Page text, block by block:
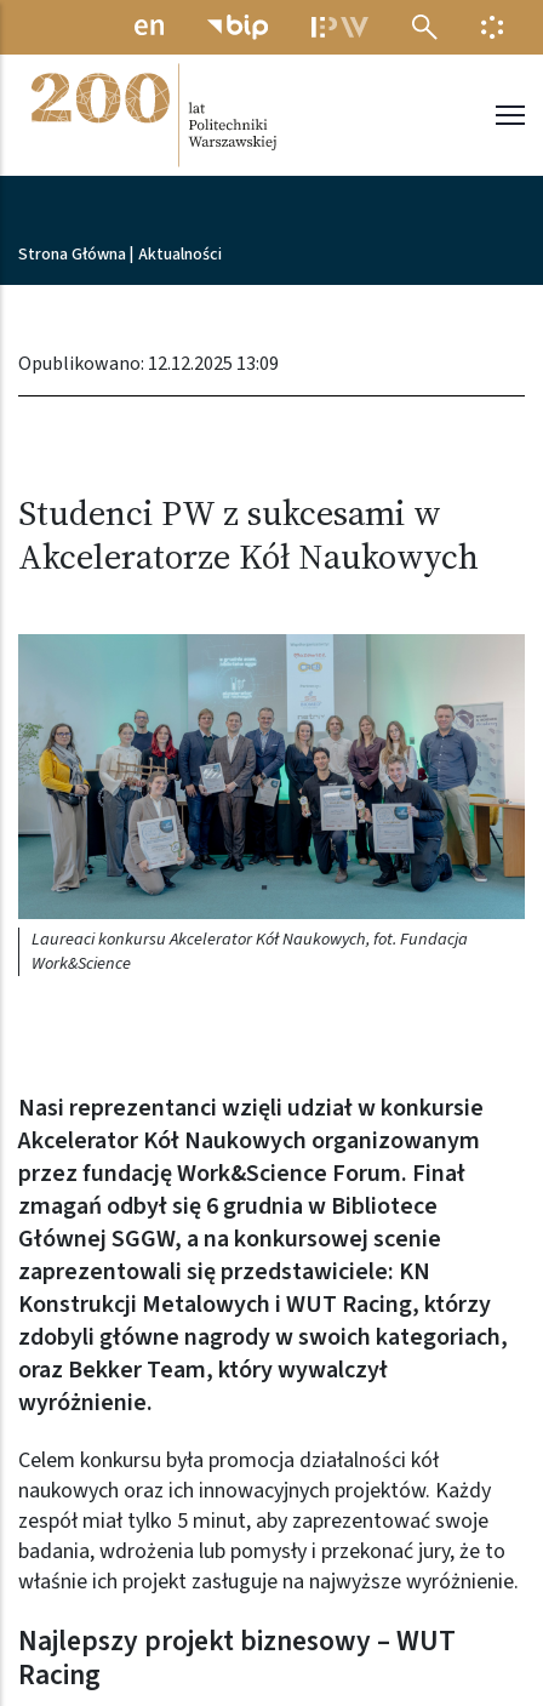
Przejdź do treści
MENU
Ścieżka nawigacyjna
Strona Główna Aktualności
Opublikowano: 12.12.2025 13:09
Studenci PW z sukcesami w
Akceleratorze Kół Naukowych
Laureaci konkursu Akcelerator Kół Naukowych, fot. Fundacja
Work&Science
Nasi reprezentanci wzięli udział w konkursie
Akcelerator Kół Naukowych organizowanym
przez fundację Work&Science Forum. Finał
zmagań odbył się 6 grudnia w Bibliotece
Głównej SGGW, a na konkursowej scenie
zaprezentowali się przedstawiciele: KN
Konstrukcji Metalowych i WUT Racing, którzy
zdobyli główne nagrody w swoich kategoriach,
oraz Bekker Team, który wywalczył
wyróżnienie.
Celem konkursu była promocja działalności kół
naukowych oraz ich innowacyjnych projektów. Każdy
zespół miał tylko 5 minut, aby zaprezentować swoje
badania, wdrożenia lub pomysły i przekonać jury, że to
właśnie ich projekt zasługuje na najwyższe wyróżnienie.
Najlepszy projekt biznesowy – WUT
Racing